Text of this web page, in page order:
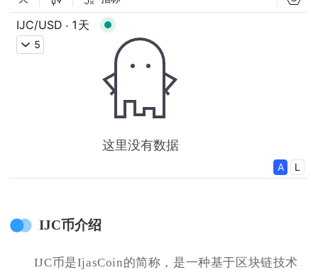
IJC币介绍
IJC币是IjasCoin的简称，是一种基于区块链技术